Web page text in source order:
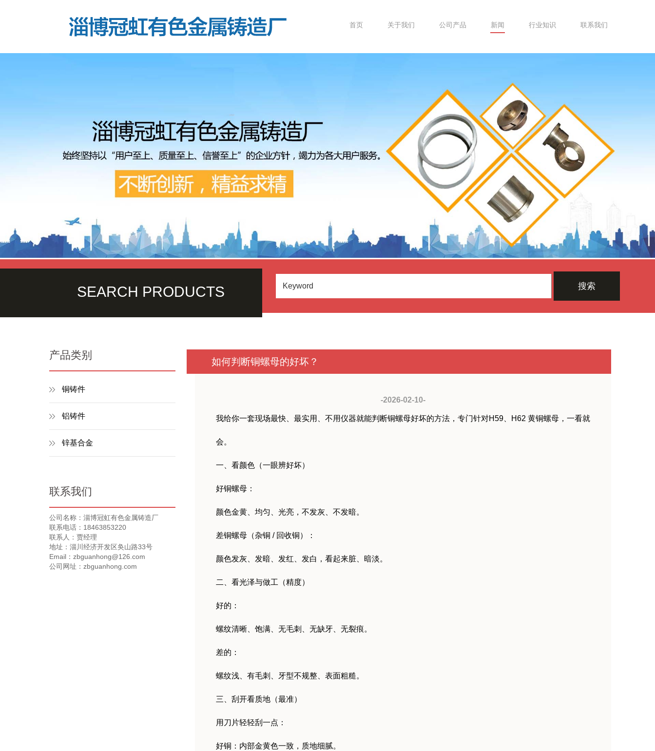
首页 关于我们 公司产品 新闻 行业知识 联系我们
搜索
SEARCH PRODUCTS
产品类别
铜铸件
铝铸件
锌基合金
联系我们
公司名称：淄博冠虹有色金属铸造厂
联系电话：18463853220
联系人：贾经理
地址：淄川经济开发区奂山路33号
Email：zbguanhong@126.com
公司网址：zbguanhong.com
如何判断铜螺母的好坏？
-2026-02-10-
我给你一套现场最快、最实用、不用仪器就能判断铜螺母好坏的方法，专门针对H59、H62 黄铜螺母，一看就
会。
一、看颜色（一眼辨好坏）
好铜螺母：
颜色金黄、均匀、光亮，不发灰、不发暗。
差铜螺母（杂铜 / 回收铜）：
颜色发灰、发暗、发红、发白，看起来脏、暗淡。
二、看光泽与做工（精度）
好的：
螺纹清晰、饱满、无毛刺、无缺牙、无裂痕。
差的：
螺纹浅、有毛刺、牙型不规整、表面粗糙。
三、刮开看质地（最准）
用刀片轻轻刮一点：
好铜：内部金黄色一致，质地细腻。